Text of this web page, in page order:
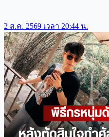
2 ส.ค. 2569 เวลา 20:44 น.